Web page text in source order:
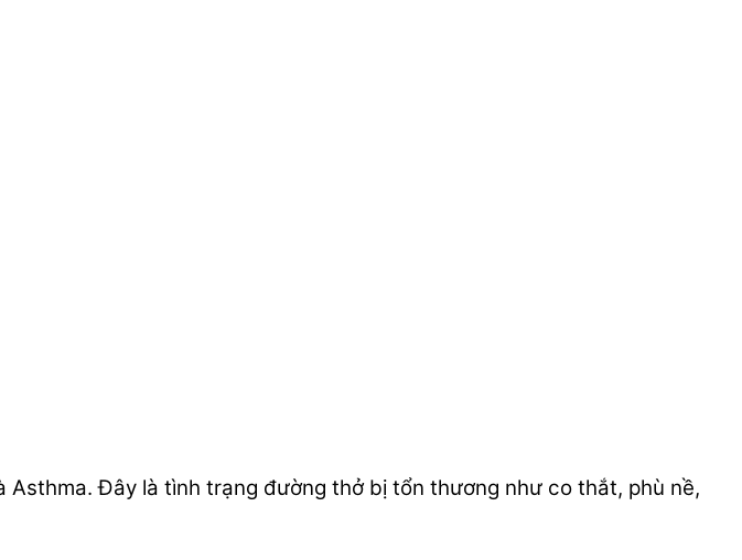
Asthma. Đây là tình trạng đường thở bị tổn thương như co thắt, phù nề,